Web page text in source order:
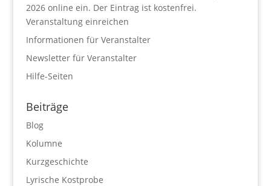
2026 online ein. Der Eintrag ist kostenfrei.
Veranstaltung einreichen
Informationen für Veranstalter
Newsletter für Veranstalter
Hilfe-Seiten
Beiträge
Blog
Kolumne
Kurzgeschichte
Lyrische Kostprobe